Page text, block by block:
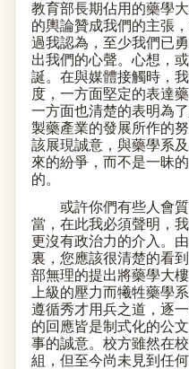
教育部長期佔用的藥學
的輿論贊成我們的主張
過我認為，至少我們已
出我們的心聲。心想，
誕。在與媒體接觸時，
度，一方面堅定的表達
一方面也清楚的表明為
製藥產業的發展所作的
該展現誠意，與藥學系
來的紛爭，而不是一昧
的。
或許你們有些人會
當，在此我必須聲明，
更沒有政治力的介入。
裏，您應該很清楚的看
部無理的提出將藥學大樓
上級的壓力而犧牲藥學
遵循秀才用兵之道，逐
的回應皆是制式化的公
事的誠意。校方雖然在
組，但至今尚未見到任